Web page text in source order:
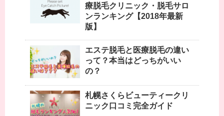
療脱毛クリニック・脱毛サロ
ンランキング【2018年最新
版】
エステ脱毛と医療脱毛の違い
って？本当はどっちがいい
の？
札幌さくらビューティークリ
ニック口コミ完全ガイド